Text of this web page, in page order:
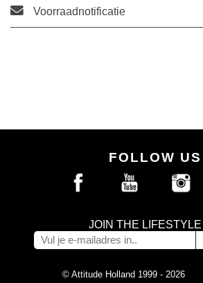
Voorraadnotificatie
FOLLOW US
JOIN THE LIFESTYLE
© Attitude Holland 1999 - 2026